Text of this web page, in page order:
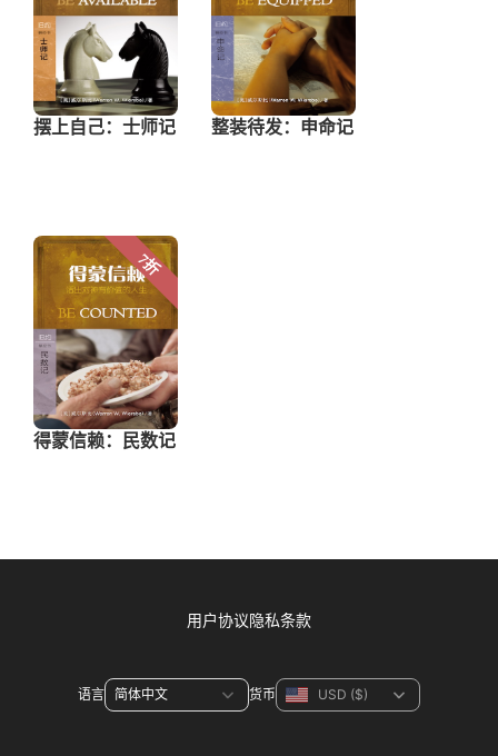
用户协议隐私条款
语言 货币